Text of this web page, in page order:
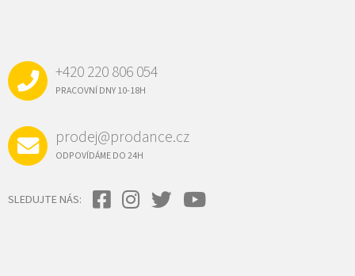
+420 220 806 054
PRACOVNÍ DNY 10-18H
prodej@prodance.cz
ODPOVÍDÁME DO 24H
SLEDUJTE NÁS: